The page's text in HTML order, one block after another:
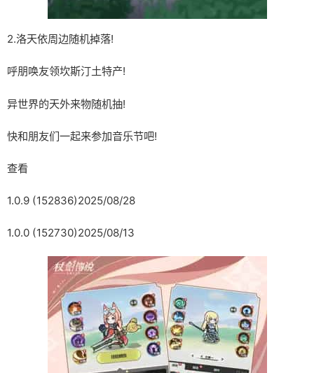
2.洛天依周边随机掉落!
呼朋唤友领坎斯汀土特产!
异世界的天外来物随机抽!
快和朋友们一起来参加音乐节吧!
查看
1.0.9 (152836)2025/08/28
1.0.0 (152730)2025/08/13